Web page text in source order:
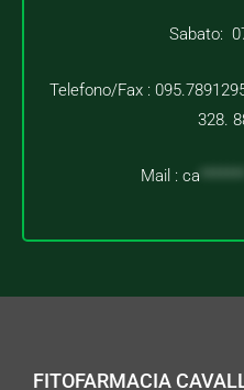
Sabato:
Telefono/Fax :
328.
Mail : ca
FITOFARMACIA